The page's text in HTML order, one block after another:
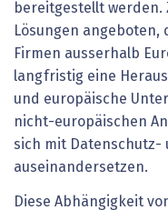
bereitgestellt werden.
Lösungen angeboten,
Firmen ausserhalb
langfristig eine
und europäische
nicht-europäischen
sich mit Datenschutz-
auseinandersetzen.
Diese Abhängigkeit